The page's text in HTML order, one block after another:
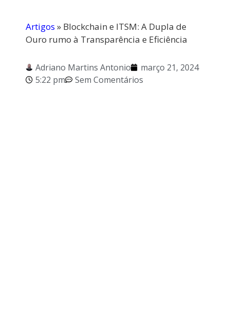
Artigos » Blockchain e ITSM: A Dupla de
Ouro rumo à Transparência e Eficiência
Adriano Martins Antonio
março 21, 2024
5:22 pm
Sem Comentários